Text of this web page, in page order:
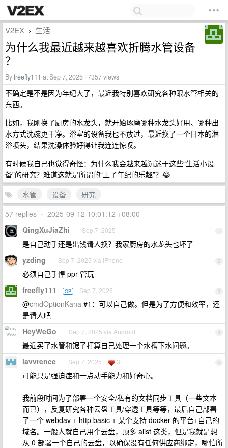
V2EX › 生活
为什么我最近越来越喜欢折腾水管设备
？
Byfreefly111 at Sep 7, 2025 · 7357 views
不确定是不是因为年纪大了，最近我特别喜欢研究各种跟水管相关的
东西。
比如，我刚换了厨房的水龙头，就开始琢磨哪种水龙头好用、哪种出
水方式洗碗更干净。浴室的设备我也不放过，最近换了一个日本的淋
浴喷头，结果洗澡体验好得让我连连惊叹。
有时候我自己也觉得奇怪：为什么我会越来越沉迷于这些“生活小设
备”的研究？难道这就是所谓的“上了年纪的乐趣”？😂
水管
设备
研究
57 replies • 2025-09-12 10:01:12 +08:00
1
QingXuJiaZhi Sep 7, 2025
是自己动手还是出钱请人换？我家厨房的水龙头也坏了
2
yzding Sep 7, 2025 via iPhone
必须自己手悍 ppr 管玩
3
freefly111 OP Sep 7, 2025
@cmdOptionKana #1：可以自己做。但是为了方便和效率，还
是请人吧
4
HeyWeGo Sep 7, 2025 via Android
最近买了水管和锯子打算自己处理一个水槽下水问题。
5
lavvrence Sep 7, 2025 3
可能只是强迫症和一点动手能力和好奇心。
我前段时间为了部署一个安全/私有的文档同步工具（一些文本
而已），反复研究各种云盘工具/穿透工具等等，最后自己部署
了一个 webdav + http basic + 某个支持 docker 的平台+自己的
域名。一般人就自己用个云盘，顶多 alist 这类，但是我就是想
从 0 部署一个自己的云盘，以确保没有任何供应商绑定，哪怕所